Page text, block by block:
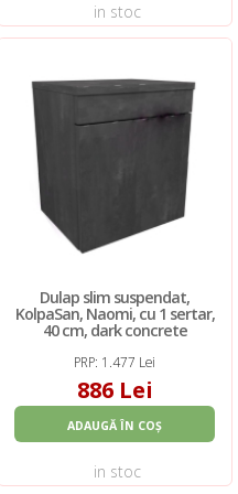
in stoc
Dulap slim suspendat,
KolpaSan, Naomi, cu 1 sertar,
40 cm, dark concrete
PRP: 1.477 Lei
886 Lei
ADAUGĂ ÎN COȘ
in stoc